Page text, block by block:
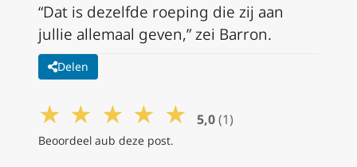
“Dat is dezelfde roeping die zij aan
jullie allemaal geven,” zei Barron.
Delen
★ ★ ★ ★ ★ 5,0 (1)
Beoordeel aub deze post.